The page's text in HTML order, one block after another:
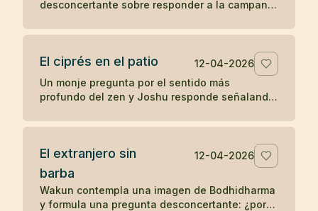
desconcertante sobre responder a la campana
koan sobre sonido, forma y comprensión
El ciprés en el patio
12-04-2026
Un monje pregunta por el sentido más
profundo del zen y Joshu responde señalando
no se separa de lo inmediato.
El extranjero sin
barba
12-04-2026
Wakun contempla una imagen de Bodhidharma
y formula una pregunta desconcertante: ¿por